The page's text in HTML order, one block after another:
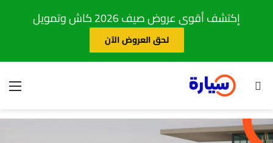
إكتشف أقوى عروض صيف 2026 كاش وتمويل
لحق العروض الآن
بحث عن